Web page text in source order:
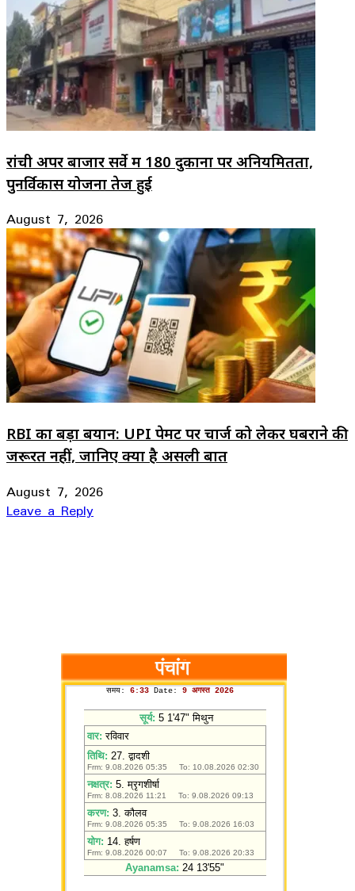
रांची अपर बाजार सर्वे में 180 दुकानों पर अनियमितता,
पुनर्विकास योजना तेज हुई
August 7, 2026
RBI का बड़ा बयान: UPI पेमेंट पर चार्ज को लेकर घबराने की
जरूरत नहीं, जानिए क्या है असली बात
August 7, 2026
Leave a Reply